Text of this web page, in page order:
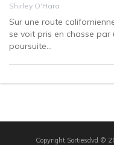
Shirley O'Hara
Sur une route
se voit pris en chasse
poursuite...
Copyright Sortiesdvd ©